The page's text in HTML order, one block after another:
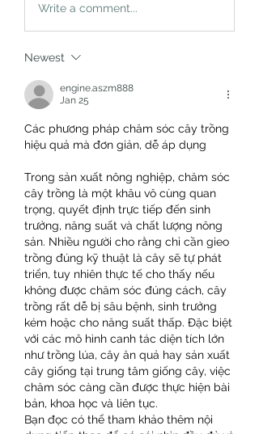
Write a comment...
Newest
engine.aszm888
Jan 25
Các phương pháp chăm sóc cây trồng
hiệu quả mà đơn giản, dễ áp dụng
Trong sản xuất nông nghiệp, chăm sóc
cây trồng là một khâu vô cùng quan
trọng, quyết định trực tiếp đến sinh
trưởng, năng suất và chất lượng nông
sản. Nhiều người cho rằng chỉ cần gieo
trồng đúng kỹ thuật là cây sẽ tự phát
triển, tuy nhiên thực tế cho thấy nếu
không được chăm sóc đúng cách, cây
trồng rất dễ bị sâu bệnh, sinh trưởng
kém hoặc cho năng suất thấp. Đặc biệt
với các mô hình canh tác diện tích lớn
như trồng lúa, cây ăn quả hay sản xuất
cây giống tại trung tâm giống cây, việc
chăm sóc càng cần được thực hiện bài
bản, khoa học và liên tục.
Bạn đọc có thể tham khảo thêm nội